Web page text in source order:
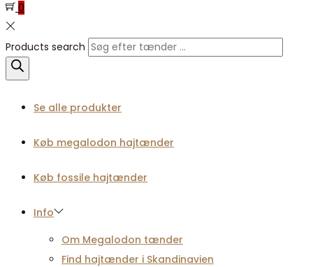
0
Products search
Se alle produkter
Køb megalodon hajtænder
Køb fossile hajtænder
Info
Om Megalodon tænder
Find hajtænder i Skandinavien